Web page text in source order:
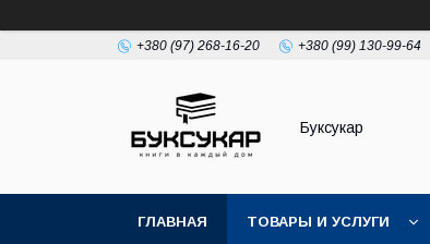
+380 (97) 268-16-20 +380 (99) 130-99-64
Буксукар
ГЛАВНАЯ ТОВАРЫ И УСЛУГИ